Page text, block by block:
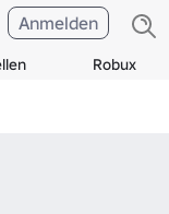
Robux
Anmelden